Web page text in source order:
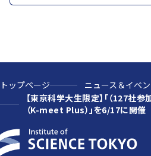
トップページ
ニュース＆イベ
【東京科学大生限定】「（127社
（K-meet Plus）」を6/17に開催